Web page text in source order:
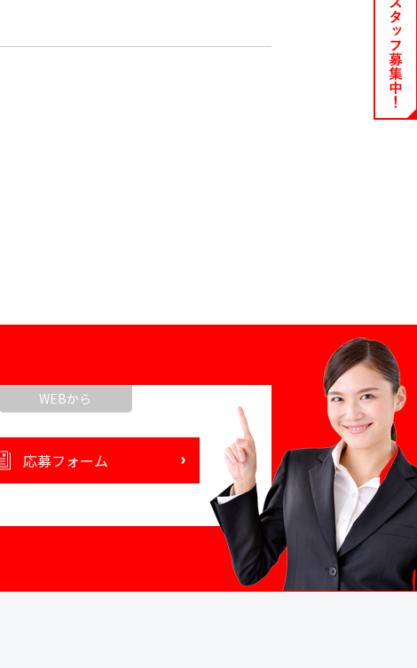
WEBから
応募フォーム